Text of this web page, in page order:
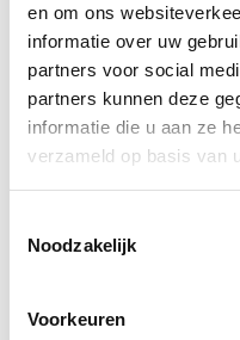
en om ons
informatie over uw
partners voor social
partners kunnen deze
informatie die u aan ze
verzameld op basis van
Noodzakelijk
Voorkeuren
Nieuwe
1018